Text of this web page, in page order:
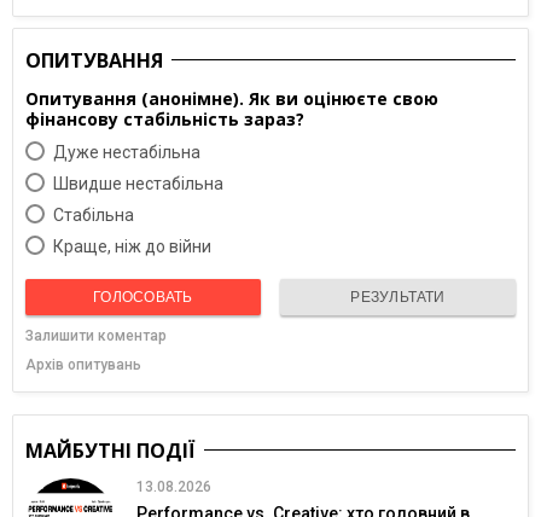
ОПИТУВАННЯ
Опитування (анонімне). Як ви оцінюєте свою
фінансову стабільність зараз?
Дуже нестабільна
Швидше нестабільна
Cтабільна
Краще, ніж до війни
ГОЛОСОВАТЬ РЕЗУЛЬТАТИ
Залишити коментар
Архів опитувань
МАЙБУТНІ ПОДІЇ
13.08.2026